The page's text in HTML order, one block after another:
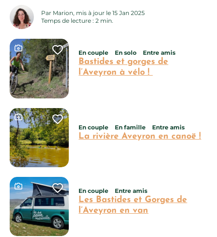
méandreuse entre Belcastel et Najac, il traverse un
véritable écrin de verdure dont seuls les randonneurs les
plus persévérants pourront percer…
Par Marion, mis à jour le 15 Jan 2025
Temps de lecture : 2 min.
Bastides et gorges de
l’Aveyron à vélo !
En couple En solo Entre amis
Ce contenu contient une galerie photo
Ajouter cette page au carnet
La rivière Aveyron en canoë !
En couple En famille Entre amis
Ce contenu contient une galerie photo
Ajouter cette page au carnet
Les Bastides et Gorges de
l’Aveyron en van
En couple Entre amis
Ce contenu contient une galerie photo
Ajouter cette page au carnet